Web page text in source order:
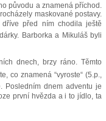
původu a znamená příchod.
maskované postavy.
dříve před ním chodila ještě
Barborka a Mikuláš byli
dnech, brzy ráno. Těmto
co znamená “vyroste“ (5.p.,
Posledním dnem adventu je
první hvězda a i to jídlo, ta